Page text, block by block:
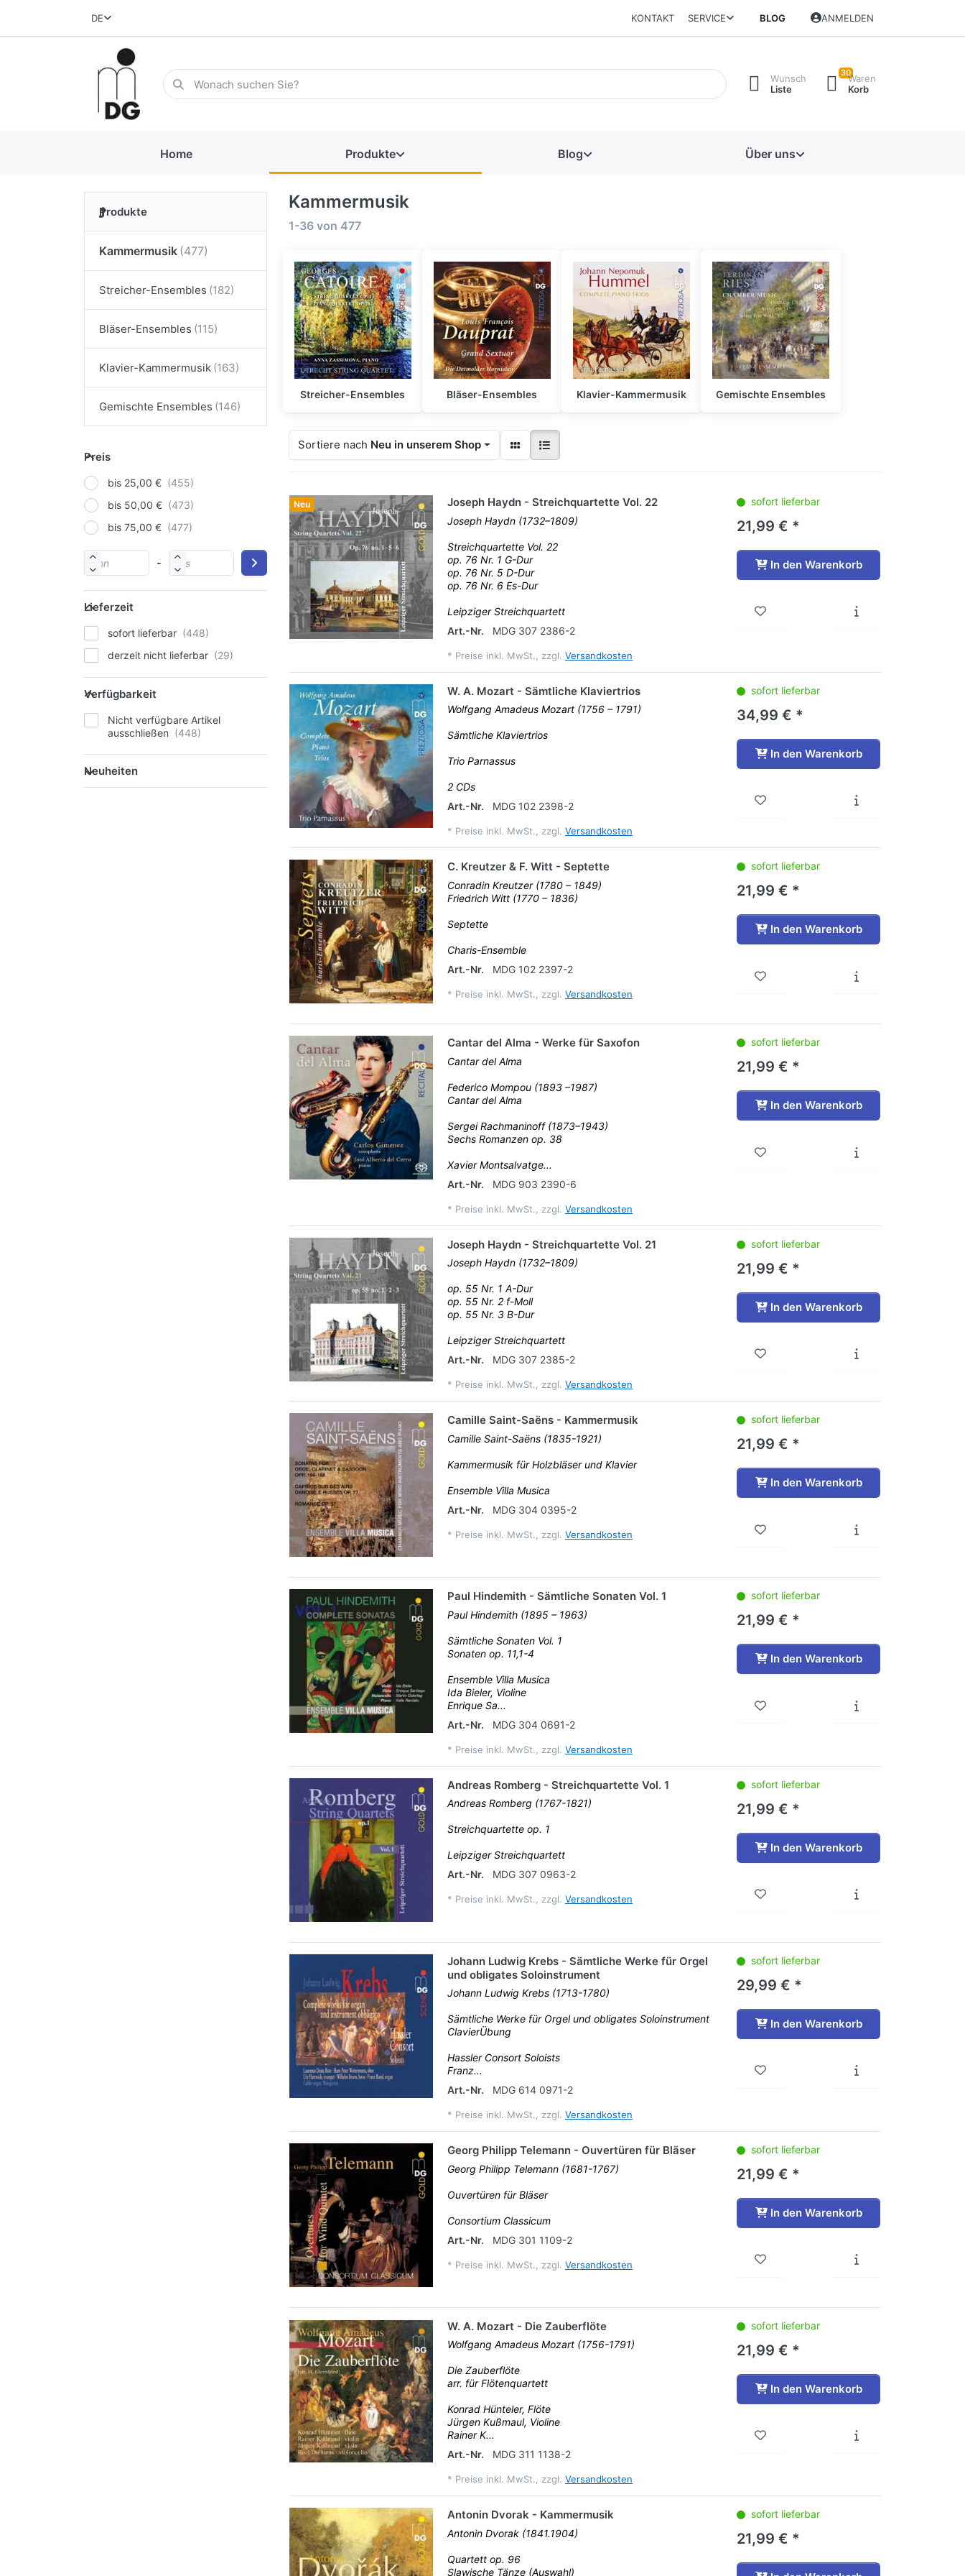
DE KONTAKT SERVICE BLOG ANMELDEN
Wunsch
Liste
30Waren
Korb
Home Produkte Blog Über uns
Produkte
Kammermusik
Streicher-Ensembles
Bläser-Ensembles
Klavier-Kammermusik
Gemischte Ensembles
Preis
bis 25,00 €
bis 50,00 €
bis 75,00 €
-
Lieferzeit
sofort lieferbar
derzeit nicht lieferbar
Verfügbarkeit
Nicht verfügbare Artikel
ausschließen
Neuheiten
Kammermusik
1-36 von 477
Streicher-Ensembles Bläser-Ensembles Klavier-Kammermusik Gemischte Ensembles
Sortiere nach Neu in unserem Shop
Neu Joseph Haydn - Streichquartette Vol. 22
Joseph Haydn (1732–1809)
Streichquartette Vol. 22
op. 76 Nr. 1 G-Dur
op. 76 Nr. 5 D-Dur
op. 76 Nr. 6 Es-Dur
Leipziger Streichquartett
Art.-Nr.
MDG 307 2386-2
* Preise inkl. MwSt., zzgl. Versandkosten
sofort lieferbar
21,99 € *
In den Warenkorb
W. A. Mozart - Sämtliche Klaviertrios
Wolfgang Amadeus Mozart (1756 – 1791)
Sämtliche Klaviertrios
Trio Parnassus
2 CDs
Art.-Nr.
MDG 102 2398-2
* Preise inkl. MwSt., zzgl. Versandkosten
sofort lieferbar
34,99 € *
In den Warenkorb
C. Kreutzer & F. Witt - Septette
Conradin Kreutzer (1780 – 1849)
Friedrich Witt (1770 – 1836)
Septette
Charis-Ensemble
Art.-Nr.
MDG 102 2397-2
* Preise inkl. MwSt., zzgl. Versandkosten
sofort lieferbar
21,99 € *
In den Warenkorb
Cantar del Alma - Werke für Saxofon
Cantar del Alma
Federico Mompou (1893 –1987)
Cantar del Alma
Sergei Rachmaninoff (1873–1943)
Sechs Romanzen op. 38
Xavier Montsalvatge...
Art.-Nr.
MDG 903 2390-6
* Preise inkl. MwSt., zzgl. Versandkosten
sofort lieferbar
21,99 € *
In den Warenkorb
Joseph Haydn - Streichquartette Vol. 21
Joseph Haydn (1732–1809)
op. 55 Nr. 1 A-Dur
op. 55 Nr. 2 f-Moll
op. 55 Nr. 3 B-Dur
Leipziger Streichquartett
Art.-Nr.
MDG 307 2385-2
* Preise inkl. MwSt., zzgl. Versandkosten
sofort lieferbar
21,99 € *
In den Warenkorb
Camille Saint-Saëns - Kammermusik
Camille Saint-Saëns (1835-1921)
Kammermusik für Holzbläser und Klavier
Ensemble Villa Musica
Art.-Nr.
MDG 304 0395-2
* Preise inkl. MwSt., zzgl. Versandkosten
sofort lieferbar
21,99 € *
In den Warenkorb
Paul Hindemith - Sämtliche Sonaten Vol. 1
Paul Hindemith (1895 – 1963)
Sämtliche Sonaten Vol. 1
Sonaten op. 11,1-4
Ensemble Villa Musica
Ida Bieler, Violine
Enrique Sa...
Art.-Nr.
MDG 304 0691-2
* Preise inkl. MwSt., zzgl. Versandkosten
sofort lieferbar
21,99 € *
In den Warenkorb
Andreas Romberg - Streichquartette Vol. 1
Andreas Romberg (1767-1821)
Streichquartette op. 1
Leipziger Streichquartett
Art.-Nr.
MDG 307 0963-2
* Preise inkl. MwSt., zzgl. Versandkosten
sofort lieferbar
21,99 € *
In den Warenkorb
Johann Ludwig Krebs - Sämtliche Werke für Orgel
und obligates Soloinstrument
Johann Ludwig Krebs (1713-1780)
Sämtliche Werke für Orgel und obligates Soloinstrument
ClavierÜbung
Hassler Consort Soloists
Franz...
Art.-Nr.
MDG 614 0971-2
* Preise inkl. MwSt., zzgl. Versandkosten
sofort lieferbar
29,99 € *
In den Warenkorb
Georg Philipp Telemann - Ouvertüren für Bläser
Georg Philipp Telemann (1681-1767)
Ouvertüren für Bläser
Consortium Classicum
Art.-Nr.
MDG 301 1109-2
* Preise inkl. MwSt., zzgl. Versandkosten
sofort lieferbar
21,99 € *
In den Warenkorb
W. A. Mozart - Die Zauberflöte
Wolfgang Amadeus Mozart (1756-1791)
Die Zauberflöte
arr. für Flötenquartett
Konrad Hünteler, Flöte
Jürgen Kußmaul, Violine
Rainer K...
Art.-Nr.
MDG 311 1138-2
* Preise inkl. MwSt., zzgl. Versandkosten
sofort lieferbar
21,99 € *
In den Warenkorb
Antonin Dvorak - Kammermusik
Antonin Dvorak (1841.1904)
Quartett op. 96
Slawische Tänze (Auswahl)
sofort lieferbar
21,99 € *